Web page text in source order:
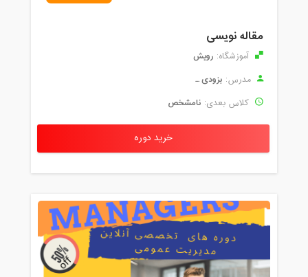
مقاله نویسی
آموزشگاه: رویش
مدرس: بزودی ...
کلاس بعدی: نامشخص
خرید دوره